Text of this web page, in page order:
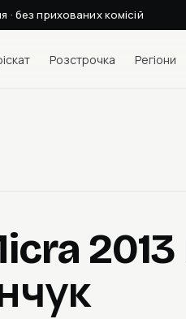
без прихованих комісій
Розстрочка Регіони
2013